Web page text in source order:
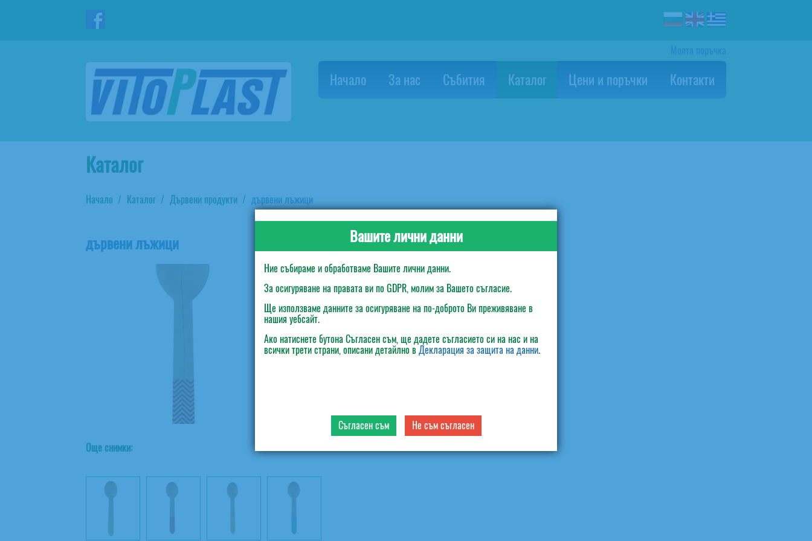
Вашите лични данни
Ние събираме и обработваме Вашите лични данни.
За осигуряване на правата ви по GDPR, молим за Вашето съгласие.
Ще използваме данните за осигуряване на по-доброто Ви преживяване в
нашия уебсайт.
Ако натиснете бутонаСъгласен съм, ще дадете съгласието си на нас и на
всички трети страни, описани детайлно вДекларация за защита на данни.
Съгласен съм Не съм съгласен
Начало За нас Събития Каталог Цени и поръчки Контакти
Каталог
Начало Каталог Дървени продукти дървени лъжици
дървени лъжици
Липсва описание в тази секция на продукта!
Още снимки: